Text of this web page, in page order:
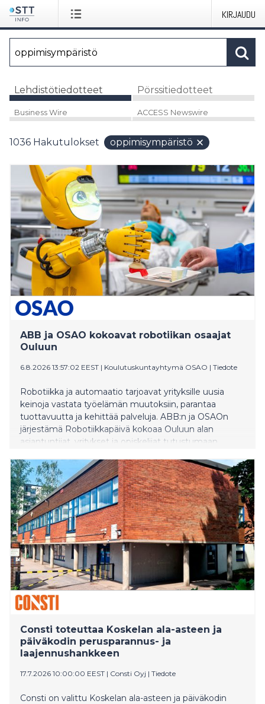
KIRJAUDU
Lehdistötiedotteet Pörssitiedotteet
Business Wire ACCESS Newswire
1036 Hakutulokset oppimisympäristö
ABB ja OSAO kokoavat robotiikan osaajat
Ouluun
6.8.2026 13:57:02 EEST | Koulutuskuntayhtymä OSAO | Tiedote
Robotiikka ja automaatio tarjoavat yrityksille uusia
keinoja vastata työelämän muutoksiin, parantaa
tuottavuutta ja kehittää palveluja. ABB:n ja OSAOn
järjestämä Robotiikkapäivä kokoaa Ouluun alan
asiantuntijat, yritykset ja opiskelijat tutustumaan
sovelluksiin.
Consti toteuttaa Koskelan ala-asteen ja
päiväkodin perusparannus- ja
laajennushankkeen
17.7.2026 10:00:00 EEST | Consti Oyj | Tiedote
Consti on valittu Koskelan ala-asteen ja päiväkodin